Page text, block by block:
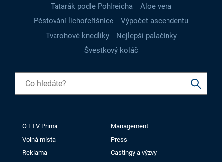
Tatarák podle Pohlreicha
Aloe vera
Pěstování lichořeřišnice
Výpočet ascendentu
Tvarohové knedlíky
Nejlepší palačinky
Švestkový koláč
O FTV Prima
Management
Volná místa
Press
Reklama
Castingy a výzvy